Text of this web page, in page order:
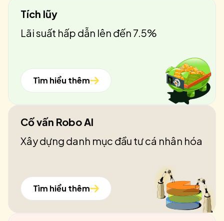
Tích lũy
Lãi suất hấp dẫn lên đến 7.5%
Tìm hiểu thêm
Cố vấn Robo AI
Xây dựng danh mục đầu tư cá nhân hóa
Tìm hiểu thêm